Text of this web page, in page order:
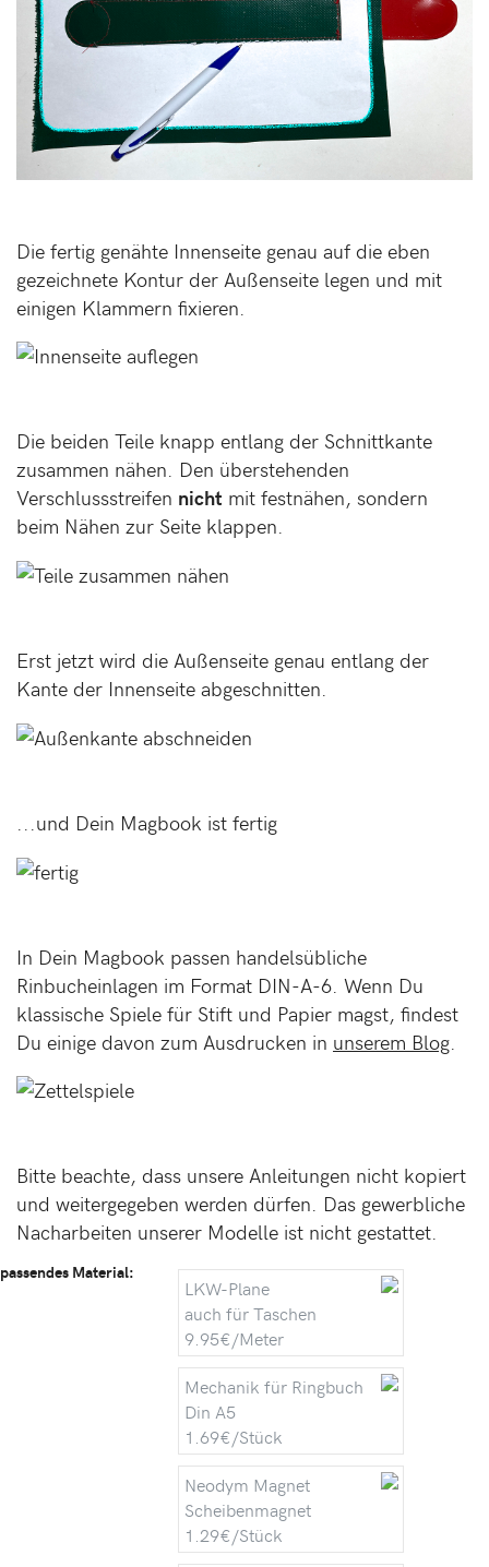
Die fertig genähte Innenseite genau auf die eben
gezeichnete Kontur der Außenseite legen und mit
einigen Klammern fixieren.
Die beiden Teile knapp entlang der Schnittkante
zusammen nähen. Den überstehenden
Verschlussstreifen nicht mit festnähen, sondern
beim Nähen zur Seite klappen.
Erst jetzt wird die Außenseite genau entlang der
Kante der Innenseite abgeschnitten.
...und Dein Magbook ist fertig
In Dein Magbook passen handelsübliche
Rinbucheinlagen im Format DIN-A-6. Wenn Du
klassische Spiele für Stift und Papier magst, findest
Du einige davon zum Ausdrucken in unserem Blog
Bitte beachte, dass unsere Anleitungen nicht kopiert
und weitergegeben werden dürfen. Das gewerbliche
Nacharbeiten unserer Modelle ist nicht gestattet.
passendes Material:
LKW-Plane
auch für Taschen
9.95€/Meter
Mechanik für Ringbuch
Din A5
1.69€/Stück
Neodym Magnet
Scheibenmagnet
1.29€/Stück